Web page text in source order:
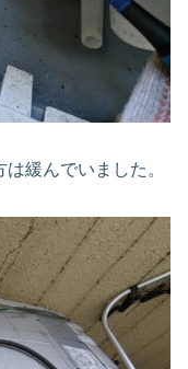
緩んでいました。